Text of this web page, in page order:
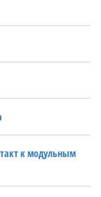
к модульным